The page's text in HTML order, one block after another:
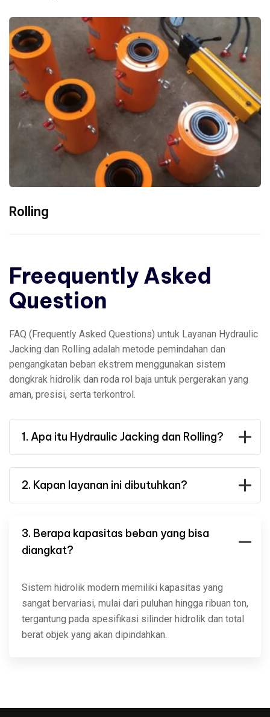
Rolling
Freequently Asked
Question
FAQ (Frequently Asked Questions) untuk Layanan Hydraulic
Jacking dan Rolling adalah metode pemindahan dan
pengangkatan beban ekstrem menggunakan sistem
dongkrak hidrolik dan roda rol baja untuk pergerakan yang
aman, presisi, serta terkontrol.
1. Apa itu Hydraulic Jacking dan Rolling?
2. Kapan layanan ini dibutuhkan?
3. Berapa kapasitas beban yang bisa
diangkat?
Sistem hidrolik modern memiliki kapasitas yang
sangat bervariasi, mulai dari puluhan hingga ribuan ton,
tergantung pada spesifikasi silinder hidrolik dan total
berat objek yang akan dipindahkan.